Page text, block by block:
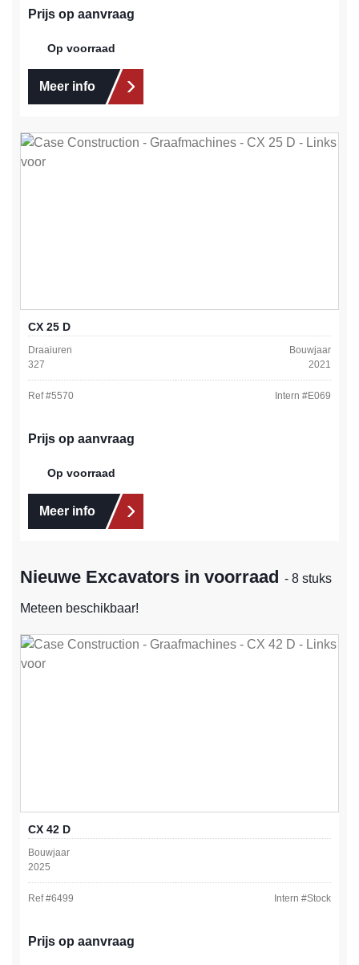
Prijs op aanvraag
Op voorraad
Meer info
CX 25 D
Draaiuren
327
Bouwjaar
2021
Ref #5570 Intern #E069
Prijs op aanvraag
Op voorraad
Meer info
Nieuwe Excavators in voorraad - 8 stuks
Meteen beschikbaar!
CX 42 D
Bouwjaar
2025
Ref #6499 Intern #Stock
Prijs op aanvraag